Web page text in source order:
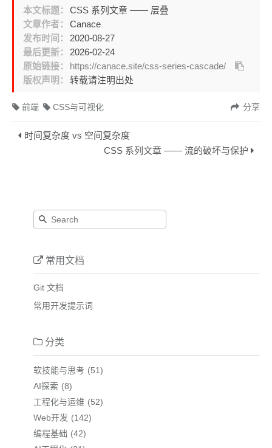
本文标题：
CSS 系列文章 —— 层叠
文章作者：
Canace
发布时间：
2020-08-27
最后更新：
2026-02-24
原始链接：
https://canace.site/css-series-cascade/
版权声明：
转载请注明出处
分享
前端 CSS与可视化
时间复杂度 vs 空间复杂度
CSS 系列文章 —— 流的破坏与保护
常用文档
Git 文档
常用开发提示词
分类
软技能与思考
51
AI探索
8
工程化与运维
52
Web开发
142
编程基础
42